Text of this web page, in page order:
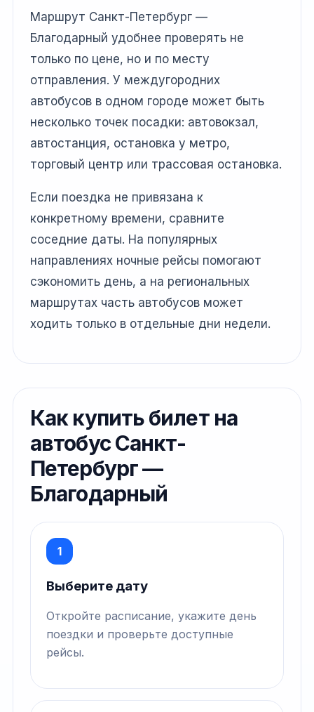
Маршрут Санкт-Петербург —
Благодарный удобнее проверять не
только по цене, но и по месту
отправления. У междугородних
автобусов в одном городе может быть
несколько точек посадки: автовокзал,
автостанция, остановка у метро,
торговый центр или трассовая остановка.
Если поездка не привязана к
конкретному времени, сравните
соседние даты. На популярных
направлениях ночные рейсы помогают
сэкономить день, а на региональных
маршрутах часть автобусов может
ходить только в отдельные дни недели.
Как купить билет на
автобус Санкт-
Петербург —
Благодарный
1
Выберите дату
Откройте расписание, укажите день
поездки и проверьте доступные
рейсы.